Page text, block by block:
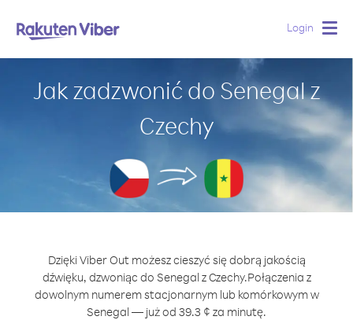
Login
Jak zadzwonić do Senegal z
Czechy
Dzięki Viber Out możesz cieszyć się dobrą jakością
dźwięku, dzwoniąc do Senegal z Czechy.Połączenia z
dowolnym numerem stacjonarnym lub komórkowym w
Senegal — już od 39.3 ¢ za minutę.